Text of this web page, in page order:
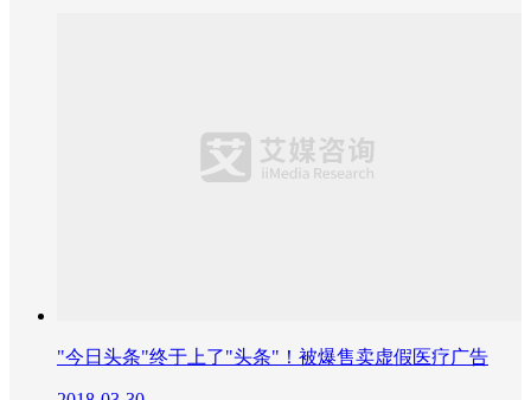
"今日头条"终于上了"头条"！被爆售卖虚假医疗广告